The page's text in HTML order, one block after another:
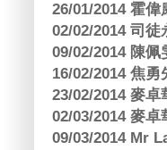
26/01/2014 霍
02/02/2014 司
09/02/2014 陳
16/02/2014 焦
23/02/2014 麥
02/03/2014 麥
09/03/2014 Mr